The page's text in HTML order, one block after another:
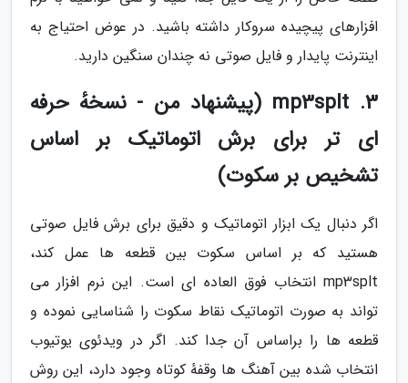
افزارهای پیچیده سروکار داشته باشید. در عوض احتیاج به
اینترنت پایدار و فایل صوتی نه چندان سنگین دارید.
3. mp3splt (پیشنهاد من - نسخهٔ حرفه
ای تر برای برش اتوماتیک بر اساس
تشخیص بر سکوت)
اگر دنبال یک ابزار اتوماتیک و دقیق برای برش فایل صوتی
هستید که بر اساس سکوت بین قطعه ها عمل کند،
mp3splt انتخاب فوق العاده ای است. این نرم افزار می
تواند به صورت اتوماتیک نقاط سکوت را شناسایی نموده و
قطعه ها را براساس آن جدا کند. اگر در ویدئوی یوتیوب
انتخاب شده بین آهنگ ها وقفهٔ کوتاه وجود دارد، این روش